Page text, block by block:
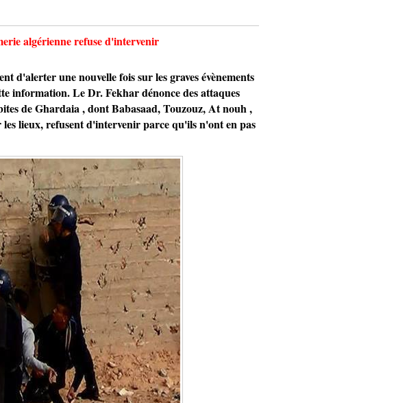
algérienne refuse d'intervenir
une nouvelle fois sur les graves évènements
information. Le Dr. Fekhar dénonce des attaques
de Ghardaia , dont Babasaad, Touzouz, At nouh ,
lieux, refusent d'intervenir parce qu'ils n'ont en pas